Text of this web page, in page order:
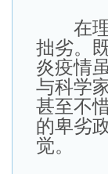
在理
拙劣。
炎疫情
与科学
甚至不
的卑劣
觉。